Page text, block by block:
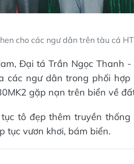
cho các ngư dân trên tàu cá
Đại tá Trần Ngọc Thanh
các ngư dân trong phối
gặp nạn trên biển về
tô đẹp thêm truyền
tục vươn khơi, bám biển.